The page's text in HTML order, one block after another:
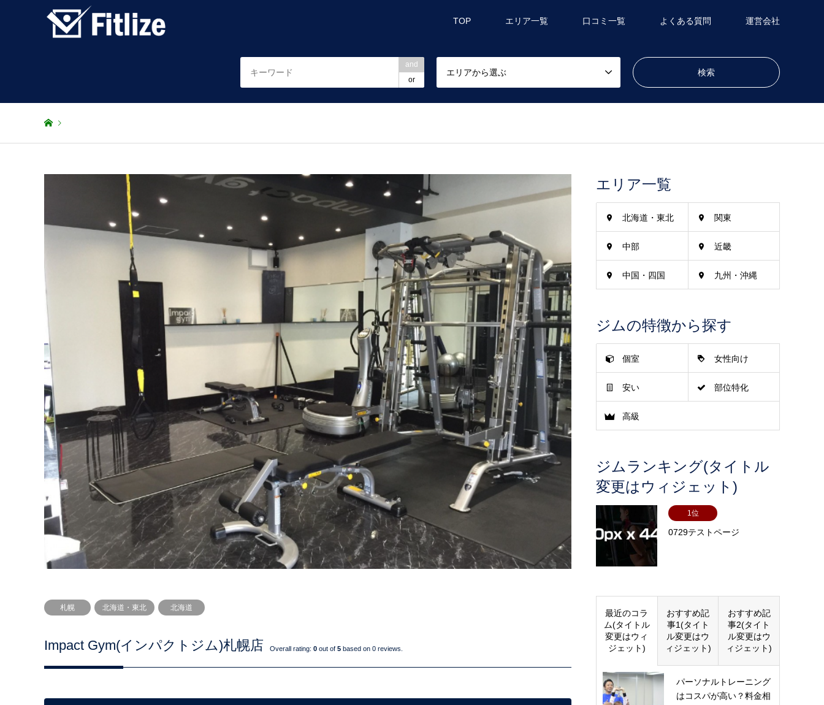
TOP エリア一覧 口コミ一覧 よくある質問 運営会社
and
or
エリアから選ぶ
札幌 北海道・東北 北海道
Impact Gym(インパクトジム)札幌店 Overall rating: 0 out of 5 based on 0 reviews.
エリア一覧
北海道・東北 関東
中部 近畿
中国・四国 九州・沖縄
ジムの特徴から探す
個室 女性向け
安い 部位特化
高級
ジムランキング(タイトル
変更はウィジェット)
1位
0729テストページ
最近のコラ
ム(タイトル
変更はウィ
ジェット)
おすすめ記
事1(タイト
ル変更はウ
ィジェット)
おすすめ記
事2(タイト
ル変更はウ
ィジェット)
パーソナルトレーニング
はコスパが高い？料金相